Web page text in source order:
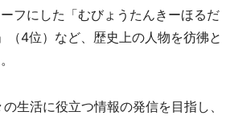
フにした「むびょうたんきーほるだ
4位）など、歴史上の人物を彷彿と
生活に役立つ情報の発信を目指し、